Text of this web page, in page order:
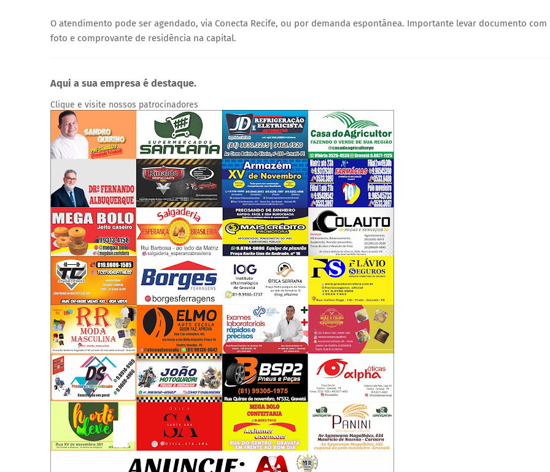
O atendimento pode ser agendado, via Conecta Recife, ou por demanda espontânea. Importante levar documento com
foto e comprovante de residência na capital.
Aqui a sua empresa é destaque.
Clique e visite nossos patrocinadores